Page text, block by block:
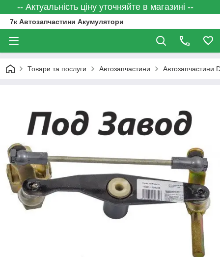
-- Актуальність ціну уточняйте в магазині --
7к Автозапчастини Акумулятори
Товари та послуги Автозапчастини Автозапчастини